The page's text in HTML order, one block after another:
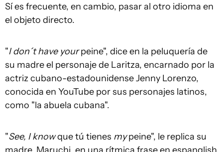
Sí es frecuente, en cambio, pasar al otro idioma en
el objeto directo.
"I don´t have yourpeine", dice en la peluquería de
su madre el personaje de Laritza, encarnado por la
actriz cubano-estadounidense Jenny Lorenzo,
conocida en YouTube por sus personajes latinos,
como "la abuela cubana".
"See, I knowque tú tienes mypeine", le replica su
madre, Maruchi, en una rítmica frase en espanglish